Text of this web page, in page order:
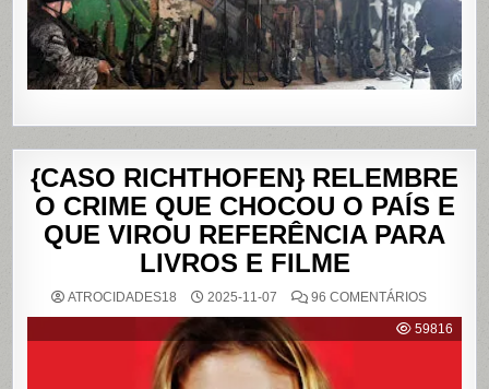
{CASO RICHTHOFEN} RELEMBRE
O CRIME QUE CHOCOU O PAÍS E
QUE VIROU REFERÊNCIA PARA
LIVROS E FILME
ATROCIDADES18 2025-11-07 96 COMENTÁRIOSEM
59816